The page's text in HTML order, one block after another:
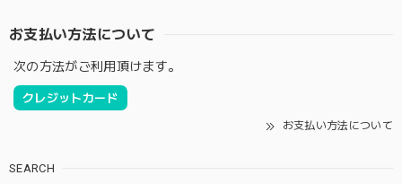
お支払い方法について
次の方法がご利用頂けます。
クレジットカード
お支払い方法について
SEARCH